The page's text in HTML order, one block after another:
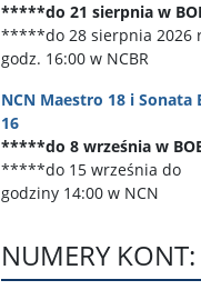
*****do 21 sierpnia w
*****do 28 sierpnia 2026
godz. 16:00 w NCBR
NCN Maestro 18 i Sonata
16
*****do 8 września w
*****do 15 września do
godziny 14:00 w NCN
NUMERY KONT: